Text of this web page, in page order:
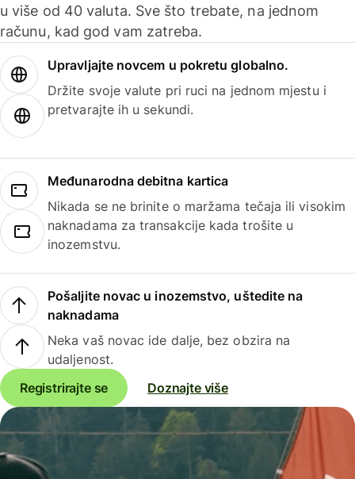
u više od 40 valuta. Sve što trebate, na jednom
računu, kad god vam zatreba.
Upravljajte novcem u pokretu globalno.
Držite svoje valute pri ruci na jednom mjestu i
pretvarajte ih u sekundi.
Međunarodna debitna kartica
Nikada se ne brinite o maržama tečaja ili visokim
naknadama za transakcije kada trošite u
inozemstvu.
Pošaljite novac u inozemstvo, uštedite na
naknadama
Neka vaš novac ide dalje, bez obzira na
udaljenost.
Registrirajte se
Doznajte više